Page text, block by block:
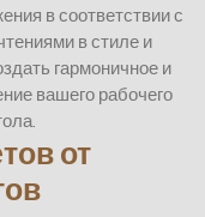
в соответствии с
в стиле и
гармоничное и
вашего рабочего
от